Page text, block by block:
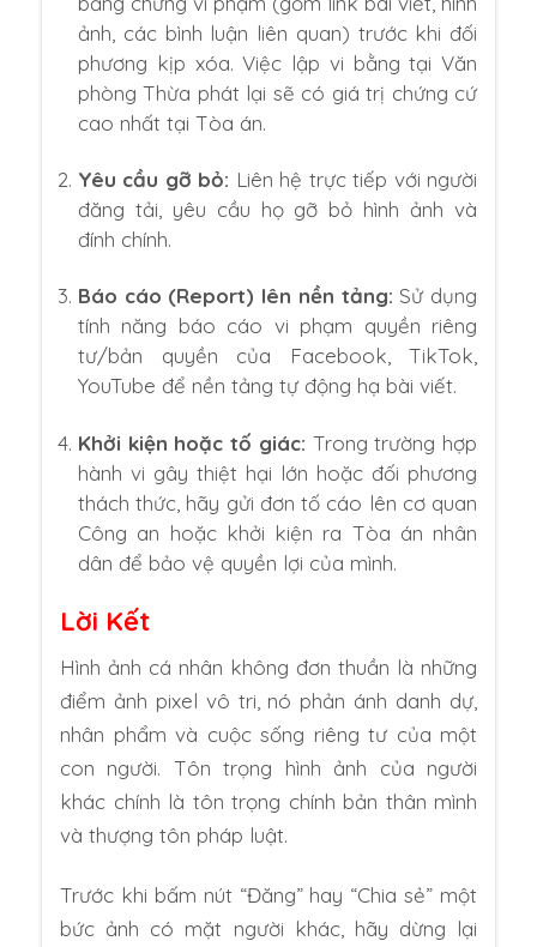
ảnh, các bình luận liên quan) trước khi đối
phương kịp xóa. Việc lập vi bằng tại Văn
phòng Thừa phát lại sẽ có giá trị chứng cứ
cao nhất tại Tòa án.
Yêu cầu gỡ bỏ: Liên hệ trực tiếp với người
đăng tải, yêu cầu họ gỡ bỏ hình ảnh và
đính chính.
Báo cáo (Report) lên nền tảng: Sử dụng
tính năng báo cáo vi phạm quyền riêng
tư/bản quyền của Facebook, TikTok,
YouTube để nền tảng tự động hạ bài viết.
Khởi kiện hoặc tố giác: Trong trường hợp
hành vi gây thiệt hại lớn hoặc đối phương
thách thức, hãy gửi đơn tố cáo lên cơ quan
Công an hoặc khởi kiện ra Tòa án nhân
dân để bảo vệ quyền lợi của mình.
Lời Kết
Hình ảnh cá nhân không đơn thuần là những
điểm ảnh pixel vô tri, nó phản ánh danh dự,
nhân phẩm và cuộc sống riêng tư của một
con người. Tôn trọng hình ảnh của người
khác chính là tôn trọng chính bản thân mình
và thượng tôn pháp luật.
Trước khi bấm nút “Đăng” hay “Chia sẻ” một
bức ảnh có mặt người khác, hãy dừng lại